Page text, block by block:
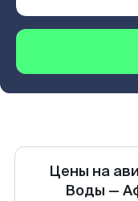
Цены на
Воды —